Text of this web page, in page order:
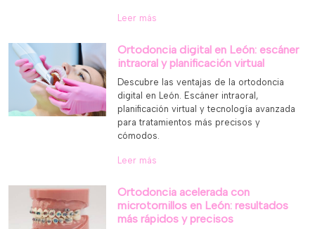
Leer más
Ortodoncia digital en León: escáner
intraoral y planificación virtual
Descubre las ventajas de la ortodoncia
digital en León. Escáner intraoral,
planificación virtual y tecnología avanzada
para tratamientos más precisos y
cómodos.
Leer más
Ortodoncia acelerada con
microtornillos en León: resultados
más rápidos y precisos